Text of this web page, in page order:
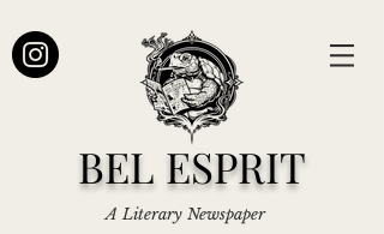
BEL ESPRIT
A Literary Newspaper